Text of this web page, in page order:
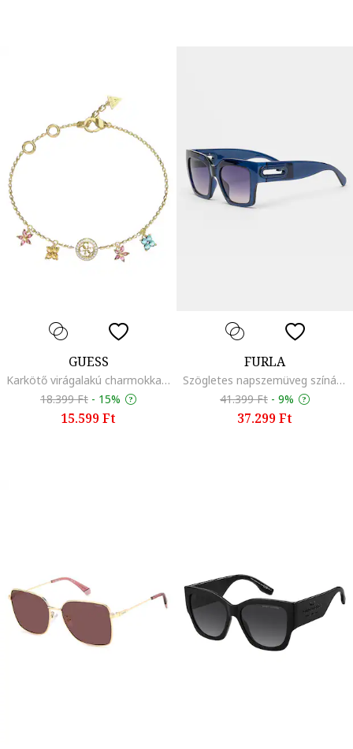
GUESS
Karkötő virágalakú charmokkal és cirkóniával díszítve, Aranyszín/Sárga/Narancssárga
18.399 Ft - 15%
15.599 Ft
FURLA
Szögletes napszemüveg színátmenetes lencsékkel, Sötétkék
41.399 Ft - 9%
37.299 Ft